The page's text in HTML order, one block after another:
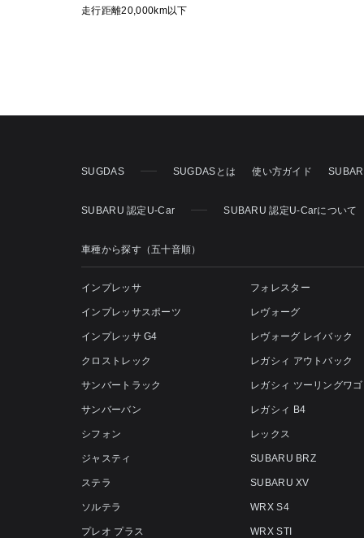
走行距離20,000km以下
SUGDAS SUGDASとは 使い方ガイド
SUBARU 認定U-Car SUBARU 認定U-Carについて
車種から探す（五十音順）
インプレッサ
インプレッサスポーツ
インプレッサ G4
クロストレック
サンバートラック
サンバーバン
シフォン
ジャスティ
ステラ
ソルテラ
プレオ プラス
フォレスター
レヴォーグ
レヴォーグ レイバック
レガシィ アウトバック
レガシィ ツーリングワ
レガシィ B4
レックス
SUBARU BRZ
SUBARU XV
WRX S4
WRX STI